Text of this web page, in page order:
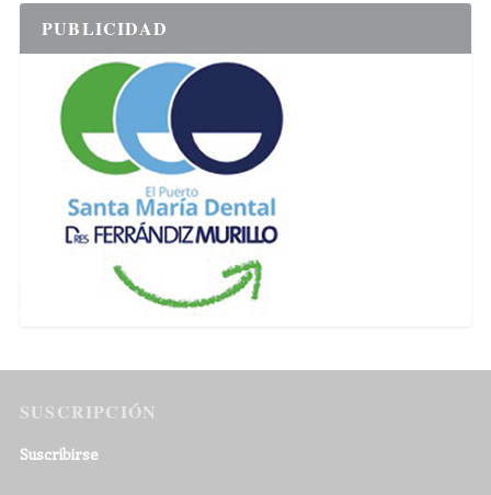
PUBLICIDAD
SUSCRIPCIÓN
Suscribirse